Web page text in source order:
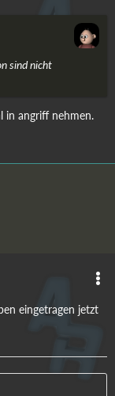
sind nicht
in angriff nehmen.
eingetragen jetzt